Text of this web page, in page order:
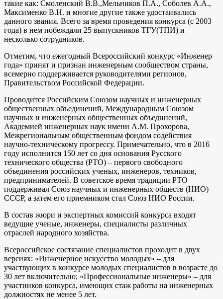
такие как: Смоленский В.В.,Мельников П.А., Соболев А.А.,
Максименко В.Н. и многие другие также удостаивались
данного звания. Всего за время проведения конкурса (с 2003
года) в нем побеждали 25 выпускников ТГУ(ТПИ) и
несколько сотрудников.
Отметим, что ежегодный Всероссийский конкурс «Инженер
года» принят и признан инженерным сообществом страны,
всемерно поддерживается руководителями регионов,
Правительством Российской Федерации.
Проводится Российским Союзом научных и инженерных
общественных объединений, Международным Союзом
научных и инженерных общественных объединений,
Академией инженерных наук имени А.М. Прохорова,
Межрегиональным общественным фондом содействия
научно-техническому прогрессу. Примечательно, что в 2016
году исполнится 150 лет со дня основания Русского
технического общества (РТО) – первого свободного
объединения российских ученых, инженеров, техников,
предпринимателей. В советское время традиции РТО
поддерживал Союз научных и инженерных обществ (НИО)
СССР, а затем его приемником стал Союз НИО России.
В состав жюри и экспертных комиссий конкурса входят
ведущие ученые, инженеры, специалисты различных
отраслей народного хозяйства.
Всероссийское состязание специалистов проходит в двух
версиях: «Инженерное искусство молодых» – для
участвующих в конкурсе молодых специалистов в возрасте до
30 лет включительно; «Профессиональные инженеры» – для
участников конкурса, имеющих стаж работы на инженерных
должностях не менее 5 лет.